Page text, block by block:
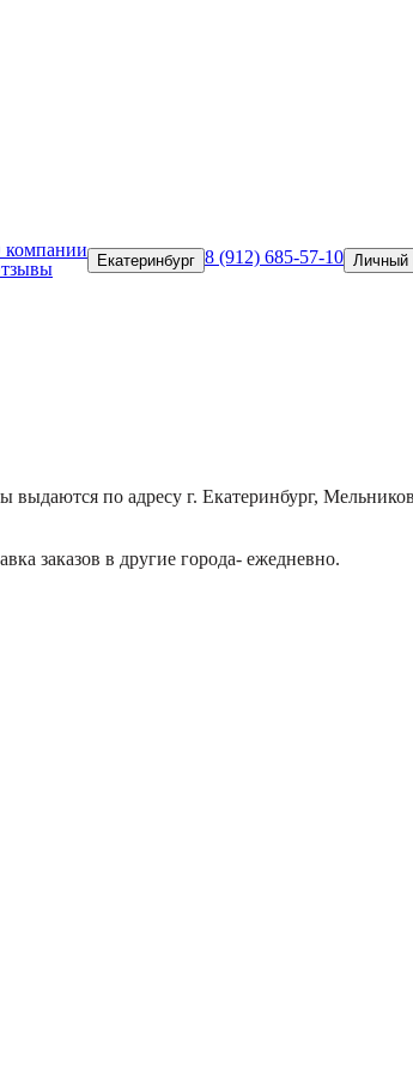
Екатеринбург 8 (912) 685-57-10 Личный
выдаются по адресу г. Екатеринбург,
заказов в другие города- ежедневно.